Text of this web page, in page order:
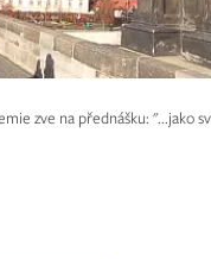
zve na přednášku: "...jako